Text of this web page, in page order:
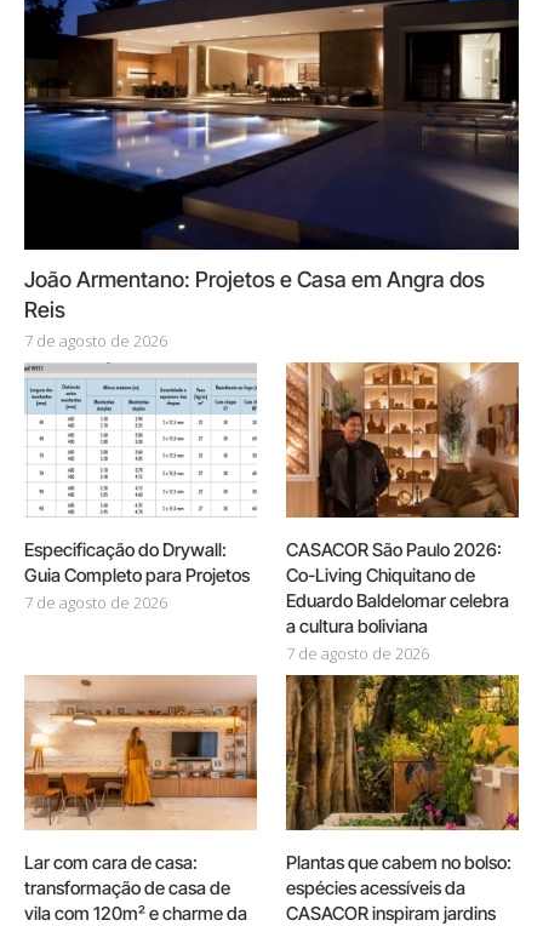
João Armentano: Projetos e Casa em Angra dos
Reis
7 de agosto de 2026
Especificação do Drywall:
Guia Completo para Projetos
7 de agosto de 2026
CASACOR São Paulo 2026:
Co-Living Chiquitano de
Eduardo Baldelomar celebra
a cultura boliviana
7 de agosto de 2026
Lar com cara de casa:
transformação de casa de
vila com 120m² e charme da
Plantas que cabem no bolso:
espécies acessíveis da
CASACOR inspiram jardins